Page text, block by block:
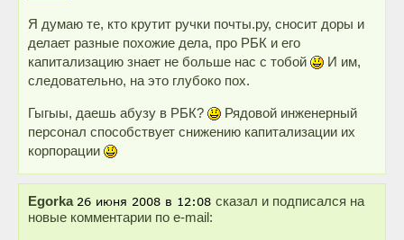
Я думаю те, кто крутит ручки почты.ру, сносит доры и
делает разные похожие дела, про РБК и его
капитализацию знает не больше нас с тобой
И им,
следовательно, на это глубоко пох.
Гыгыы, даешь абузу в РБК?
Рядовой инженерный
персонал способствует снижению капитализации их
корпорации
Egorka
сказал и подписался на
новые комментарии по e-mail: